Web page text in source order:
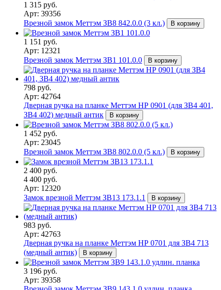
1 315 руб.
Арт: 39356
Врезной замок Меттэм ЗВ8 842.0.0 (3 кл.)
В корзину
1 151 руб.
Арт: 12321
Врезной замок Меттэм ЗВ1 101.0.0
В корзину
798 руб.
Арт: 42764
Дверная ручка на планке Меттэм НР 0901 (для ЗВ4 401,
ЗВ4 402) медный антик
В корзину
1 452 руб.
Арт: 23045
Врезной замок Меттэм ЗВ8 802.0.0 (5 кл.)
В корзину
2 400 руб.
4 400 руб.
Арт: 12320
Замок врезной Меттэм ЗВ13 173.1.1
В корзину
983 руб.
Арт: 42763
Дверная ручка на планке Меттэм НР 0701 для ЗВ4 713
(медный антик)
В корзину
3 196 руб.
Арт: 39358